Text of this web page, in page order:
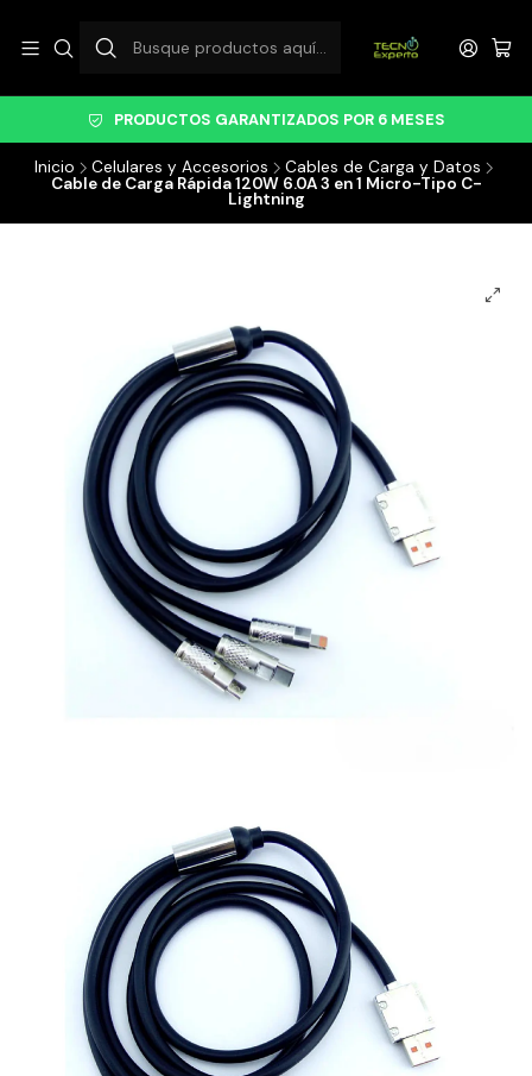
PRODUCTOS GARANTIZADOS POR 6 MESES
Inicio Celulares y Accesorios
Cables de Carga y Datos
Cable de Carga Rápida 120W 6.0A 3 en 1 Micro-Tipo C-
Lightning